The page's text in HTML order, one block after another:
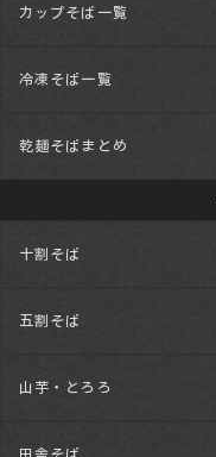
カップそば一覧
冷凍そば一覧
乾麺そばまとめ
十割そば
五割そば
山芋・とろろ